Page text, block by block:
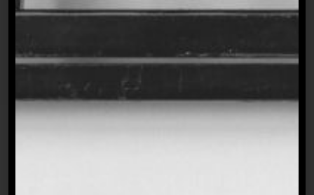
Es lohnt sich nämlich immer, auf sich